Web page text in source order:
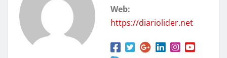
Web:
https://diariolider.net